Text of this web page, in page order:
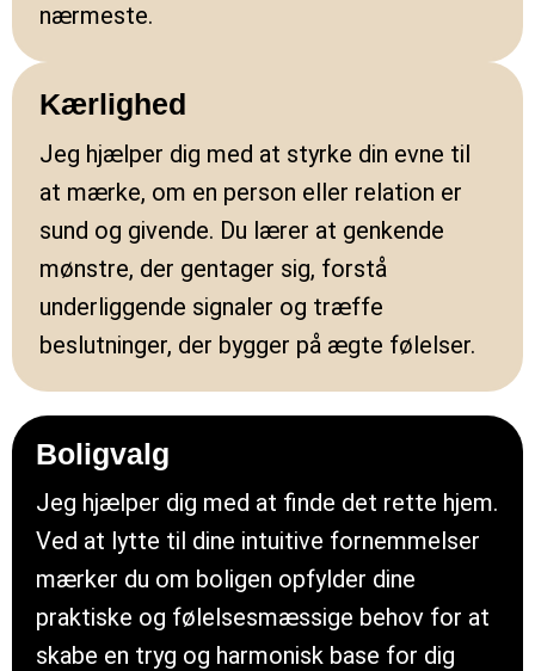
nærmeste.
Kærlighed
Jeg hjælper dig med at styrke din evne til
at mærke, om en person eller relation er
sund og givende. Du lærer at genkende
mønstre, der gentager sig, forstå
underliggende signaler og træffe
beslutninger, der bygger på ægte følelser.
Boligvalg
Jeg hjælper dig med at finde det rette hjem.
Ved at lytte til dine intuitive fornemmelser
mærker du om boligen opfylder dine
praktiske og følelsesmæssige behov for at
skabe en tryg og harmonisk base for dig